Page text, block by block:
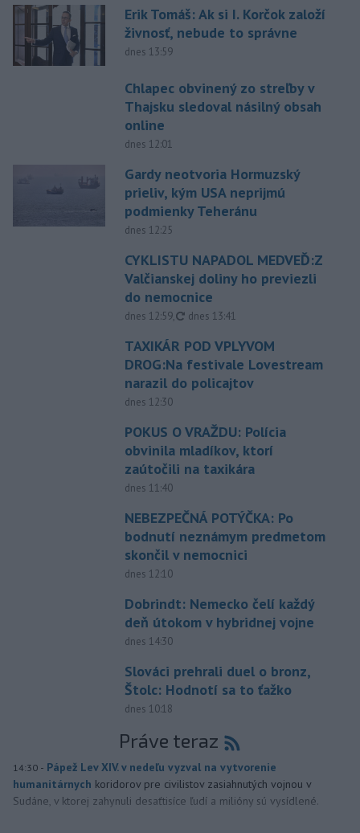
Erik Tomáš: Ak si I. Korčok založí
živnosť, nebude to správne
dnes 13:59
Chlapec obvinený zo streľby v
Thajsku sledoval násilný obsah
online
dnes 12:01
Gardy neotvoria Hormuzský
prieliv, kým USA neprijmú
podmienky Teheránu
dnes 12:25
CYKLISTU NAPADOL MEDVEĎ:Z
Valčianskej doliny ho previezli
do nemocnice
dnes 12:59, aktualizované
dnes 13:41
TAXIKÁR POD VPLYVOM
DROG:Na festivale Lovestream
narazil do policajtov
dnes 12:30
POKUS O VRAŽDU: Polícia
obvinila mladíkov, ktorí
zaútočili na taxikára
dnes 11:40
NEBEZPEČNÁ POTÝČKA: Po
bodnutí neznámym predmetom
skončil v nemocnici
dnes 12:10
Dobrindt: Nemecko čelí každý
deň útokom v hybridnej vojne
dnes 14:30
Slováci prehrali duel o bronz,
Štolc: Hodnotí sa to ťažko
dnes 10:18
Práve teraz
14:30 - Pápež Lev XIV. v nedeľu vyzval na vytvorenie
humanitárnych koridorov pre civilistov zasiahnutých vojnou v
Sudáne, v ktorej zahynuli desaťtisíce ľudí a milióny sú vysídlené.